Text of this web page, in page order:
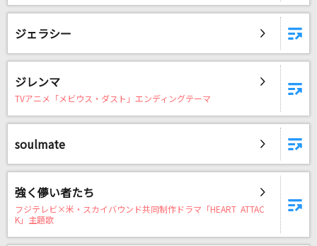
back number
もっと見る
ジェラシー
ジレンマ
TVアニメ「メビウス・ダスト」エンディングテーマ
soulmate
強く儚い者たち
フジテレビ×米・スカイバウンド共同制作ドラマ「HEART ATTAC
K」主題歌